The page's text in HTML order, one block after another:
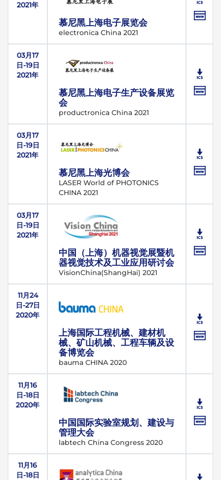
2021年
慕尼黑上海电子展览会
electronica China 2021
03月17
日-19日
2021年
慕尼黑上海电子生产设备展览
会
productronica China 2021
03月17
日-19日
2021年
慕尼黑上海光博会
LASER World of PHOTONICS
CHINA 2021
03月17
日-19日
2021年
中国（上海）机器视觉展暨机
器视觉技术及工业应用研讨会
VisionChina(ShangHai) 2021
11月24
日-27日
2020年
上海国际工程机械、建材机
械、矿山机械、工程车辆及设
备博览会
bauma CHINA 2020
11月16
日-18日
2020年
中国国际实验室规划、建设与
管理大会
labtech China Congress 2020
11月16
日-18日